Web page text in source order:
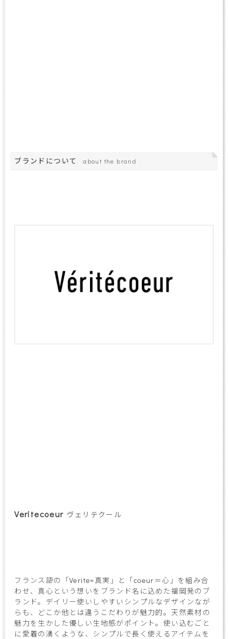
ブランドについて about the brand
Veritecoeur ヴェリテクール
フランス語の「Verite=真実」と「coeur＝心」を組み合
わせ、真心という想いをブランド名に込めた福岡発のブ
ランド。デイリー使いしやすいシンプルなデザインなが
らも、どこか他とは違うこだわりが魅力的。天然素材の
魅力を生かした優しい生地感がポイント。使い込むごと
に愛着の湧くような、シンプルで長く使えるアイテムを